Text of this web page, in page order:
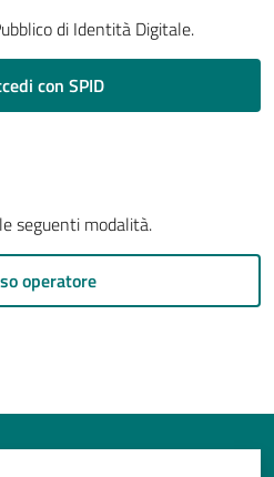
di Identità Digitale.
con SPID
seguenti modalità.
operatore